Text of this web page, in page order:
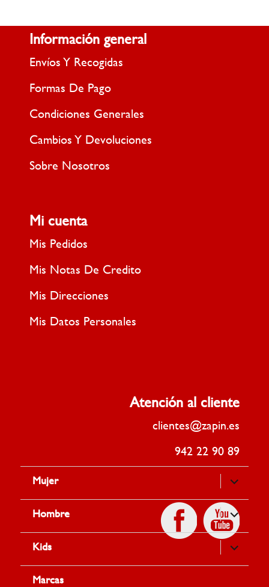
Información general
Envíos Y Recogidas
Formas De Pago
Condiciones Generales
Cambios Y Devoluciones
Sobre Nosotros
Mi cuenta
Mis Pedidos
Mis Notas De Credito
Mis Direcciones
Mis Datos Personales
Atención al cliente
clientes@zapin.es
942 22 90 89
Mujer
expande
el
menú
inferior
Hombre
expande
el
menú
inferior
Kids
expande
el
menú
Marcas